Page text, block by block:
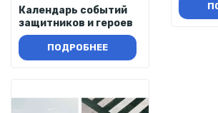
Календарь событий
защитников и героев
ПОДРОБНЕЕ